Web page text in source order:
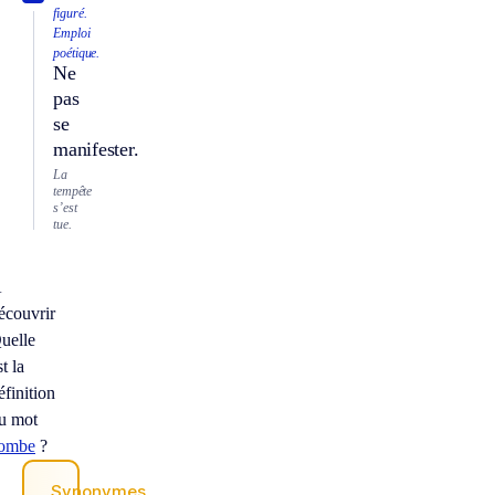
figuré.
Emploi
poétique.
Ne
pas
se
manifester.
La
tempête
s’est
tue.
la
mot
?
Synonymes